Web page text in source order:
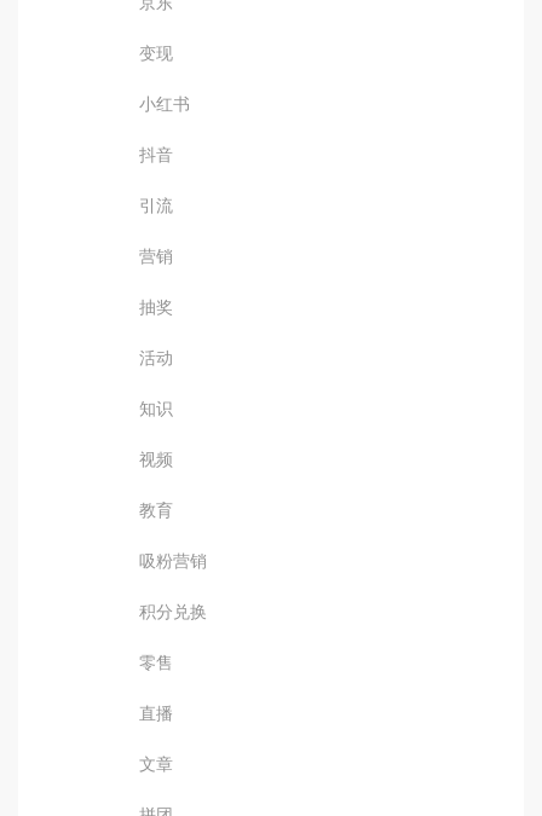
变现
小红书
抖音
引流
营销
抽奖
活动
知识
视频
教育
吸粉营销
积分兑换
零售
直播
文章